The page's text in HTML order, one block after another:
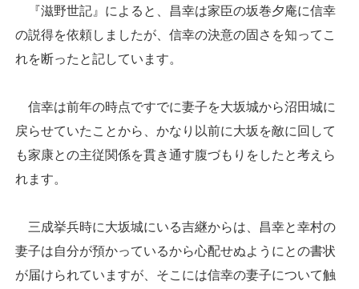
『滋野世記』によると、昌幸は家臣の坂巻夕庵に信幸
の説得を依頼しましたが、信幸の決意の固さを知ってこ
れを断ったと記しています。
信幸は前年の時点ですでに妻子を大坂城から沼田城に
戻らせていたことから、かなり以前に大坂を敵に回して
も家康との主従関係を貫き通す腹づもりをしたと考えら
れます。
三成挙兵時に大坂城にいる吉継からは、昌幸と幸村の
妻子は自分が預かっているから心配せぬようにとの書状
が届けられていますが、そこには信幸の妻子について触